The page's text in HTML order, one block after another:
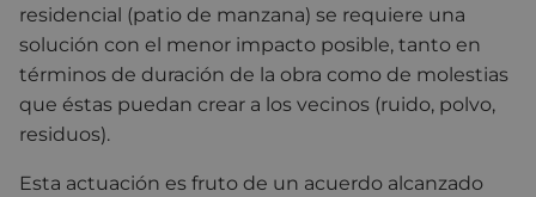
residencial (patio de manzana) se requiere una
solución con el menor impacto posible, tanto en
términos de duración de la obra como de molestias
que éstas puedan crear a los vecinos (ruido, polvo,
residuos).
Esta actuación es fruto de un acuerdo alcanzado